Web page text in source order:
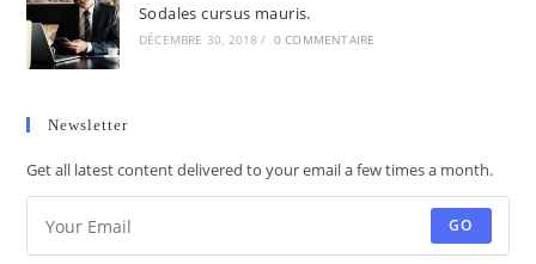
Sodales cursus mauris.
DÉCEMBRE 30, 2018 / 0 COMMENTAIRE
Newsletter
Get all latest content delivered to your email a few times a month.
GO